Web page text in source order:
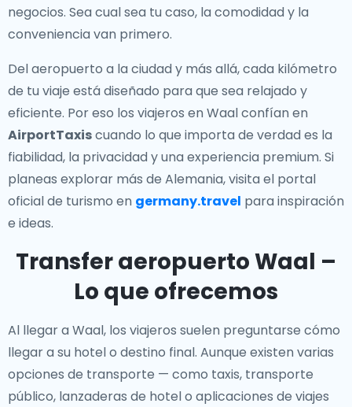
negocios. Sea cual sea tu caso, la comodidad y la
conveniencia van primero.
Del aeropuerto a la ciudad y más allá, cada kilómetro
de tu viaje está diseñado para que sea relajado y
eficiente. Por eso los viajeros en Waal confían en
AirportTaxiscuando lo que importa de verdad es la
fiabilidad, la privacidad y una experiencia premium. Si
planeas explorar más de Alemania, visita el portal
oficial de turismo en germany.travel para inspiración
e ideas.
Transfer aeropuerto Waal –
Lo que ofrecemos
Al llegar a Waal, los viajeros suelen preguntarse cómo
llegar a su hotel o destino final. Aunque existen varias
opciones de transporte — como taxis, transporte
público, lanzaderas de hotel o aplicaciones de viajes